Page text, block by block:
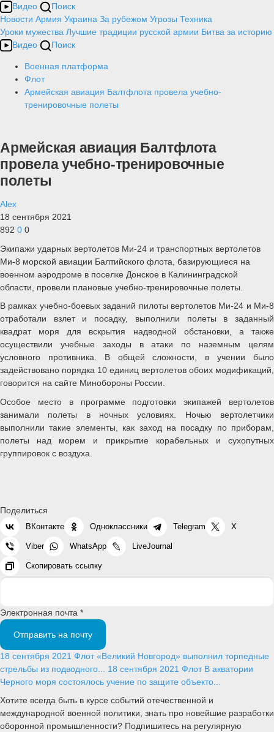
Видео
Поиск
Новости Армия Украина За рубежом Угрозы Техника
Уроки мужества Лучшие традиции русской армии Битва за историю
Видео
Поиск
Военная платформа
Флот
Армейская авиация Балтфлота провела учебно-
тренировочные полеты
Армейская авиация Балтфлота
провела учебно-тренировочные
полеты
Alex
18 сентября 2021
892 0 0
Экипажи ударных вертолетов Ми-24 и транспортных вертолетов
Ми-8 морской авиации Балтийского флота, базирующиеся на
военном аэродроме в поселке Донское в Калининградской
области, провели плановые учебно-тренировочные полеты.
В рамках учебно-боевых заданий пилоты вертолетов Ми-24 и Ми-8
отработали взлет и посадку, выполнили полеты в заданный
квадрат моря для вскрытия надводной обстановки, а также
осуществили учебные заходы в атаки по наземным целям
условного противника. В общей сложности, в учении было
задействовано порядка 10 единиц вертолетов обоих модификаций,
говорится на сайте Минобороны России.
Особое место в программе подготовки экипажей вертолетов
занимали полеты в ночных условиях. Ночью вертолетчики
выполнили такие элементы, как заход на посадку по приборам,
полеты над морем и прикрытие корабельных и сухопутных
группировок с воздуха.
Поделиться
ВКонтакте Одноклассники Telegram X
Viber WhatsApp LiveJournal
Скопировать ссылку
Электронная почта *
Отправить на почту
18 сентября 2021 Флот «Великий Новгород» выполнил торпедные
стрельбы из подводного... 18 сентября 2021 Флот В акватории
Черного моря состоялось учение по защите объекто...
Хотите всегда быть в курсе событий отечественной и
международной военной политики, знать про новейшие разработки
оборонной промышленности? Подпишитесь на регулярную